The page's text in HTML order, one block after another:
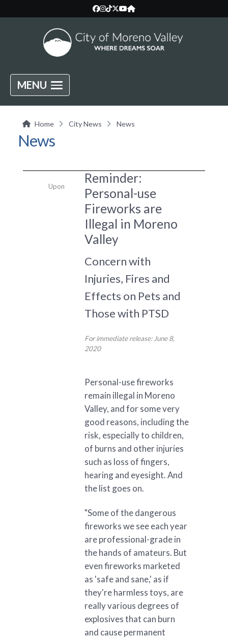
MENU
Home City News News
News
Reminder:
Personal-use
Fireworks are
Illegal in Moreno
Valley
Concern with
Injuries, Fires and
Effects on Pets and
Those with PTSD
For immediate release: June 8,
2020
Personal-use fireworks
remain illegal in Moreno
Valley, and for some very
good reasons, including the
risk, especially to children,
of burns and other injuries
such as loss of fingers,
hearing and eyesight. And
the list goes on.
"Some of the dangerous
fireworks we see each year
are professional-grade in
the hands of amateurs. But
even fireworks marketed
as 'safe and sane,' as if
they're harmless toys, are
really various degrees of
explosives that can burn
and cause permanent
Upon